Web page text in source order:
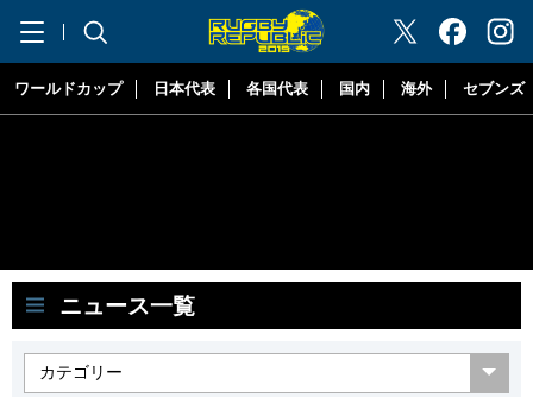
"ラグビーリパブリック"
ワールドカップ 日本代表 各国代表 国内 海外 セブンズ
ニュース一覧